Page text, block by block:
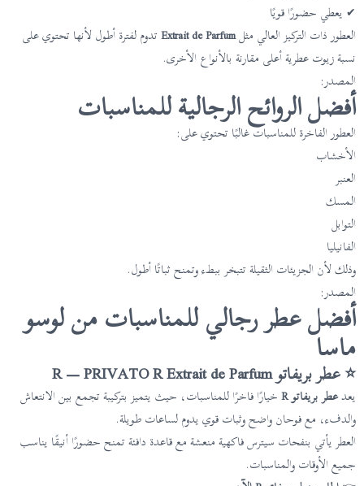
✔ يعطي حضورًا قويًا
العطور ذات التركيز العالي مثلExtrait de Parfumتدوم لفترة أطول لأنها تحتوي على
نسبة زيوت عطرية أعلى مقارنة بالأنواع الأخرى.
المصدر:
أفضل الروائح الرجالية للمناسبات
العطور الفاخرة للمناسبات غالبًا تحتوي على:
الأخشاب
العنبر
المسك
التوابل
الفانيليا
وذلك لأن الجزيئات الثقيلة تتبخر ببطء وتمنح ثباتًا أطول.
المصدر:
أفضل عطر رجالي للمناسبات من لوسو
ماسا
⭐ عطر بريفاتو R — PRIVATO R Extrait de Parfum
يعدعطر بريفاتو R خيارًا فاخرًا للمناسبات، حيث يتميز بتركيبة تجمع بين الانتعاش
والدفء، مع فوحان واضح وثبات قوي يدوم لساعات طويلة.
العطر يأتي بنفحات سيترس فاكهية منعشة مع قاعدة دافئة تمنح حضورًا أنيقًا يناسب
جميع الأوقات والمناسبات.